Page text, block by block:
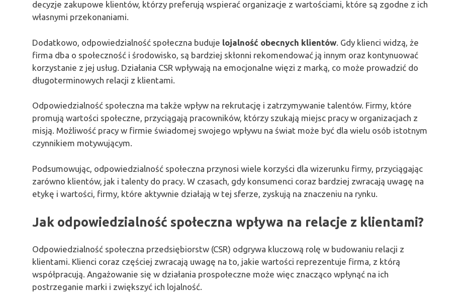
decyzje zakupowe klientów, którzy preferują wspierać organizacje z wartościami, które są zgodne z ich
własnymi przekonaniami.
Dodatkowo, odpowiedzialność społeczna buduje lojalność obecnych klientów. Gdy klienci widzą, że
firma dba o społeczność i środowisko, są bardziej skłonni rekomendować ją innym oraz kontynuować
korzystanie z jej usług. Działania CSR wpływają na emocjonalne więzi z marką, co może prowadzić do
długoterminowych relacji z klientami.
Odpowiedzialność społeczna ma także wpływ na rekrutację i zatrzymywanie talentów. Firmy, które
promują wartości społeczne, przyciągają pracowników, którzy szukają miejsc pracy w organizacjach z
misją. Możliwość pracy w firmie świadomej swojego wpływu na świat może być dla wielu osób istotnym
czynnikiem motywującym.
Podsumowując, odpowiedzialność społeczna przynosi wiele korzyści dla wizerunku firmy, przyciągając
zarówno klientów, jak i talenty do pracy. W czasach, gdy konsumenci coraz bardziej zwracają uwagę na
etykę i wartości, firmy, które aktywnie działają w tej sferze, zyskują na znaczeniu na rynku.
Jak odpowiedzialność społeczna wpływa na relacje z klientami?
Odpowiedzialność społeczna przedsiębiorstw (CSR) odgrywa kluczową rolę w budowaniu relacji z
klientami. Klienci coraz częściej zwracają uwagę na to, jakie wartości reprezentuje firma, z którą
współpracują. Angażowanie się w działania prospołeczne może więc znacząco wpłynąć na ich
postrzeganie marki i zwiększyć ich lojalność.